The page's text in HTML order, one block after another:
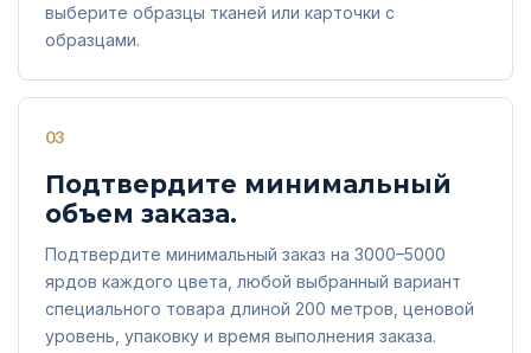
выберите образцы тканей или карточки с
образцами.
03
Подтвердите минимальный
объем заказа.
Подтвердите минимальный заказ на 3000–5000
ярдов каждого цвета, любой выбранный вариант
специального товара длиной 200 метров, ценовой
уровень, упаковку и время выполнения заказа.